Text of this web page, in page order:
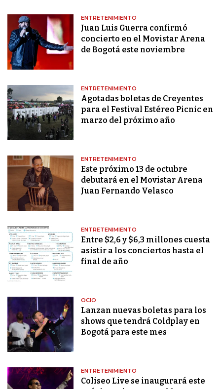
ENTRETENIMIENTO
Juan Luis Guerra confirmó
concierto en el Movistar Arena
de Bogotá este noviembre
ENTRETENIMIENTO
Agotadas boletas de Creyentes
para el Festival Estéreo Picnic en
marzo del próximo año
ENTRETENIMIENTO
Este próximo 13 de octubre
debutará en el Movistar Arena
Juan Fernando Velasco
ENTRETENIMIENTO
Entre $2,6 y $6,3 millones cuesta
asistir a los conciertos hasta el
final de año
OCIO
Lanzan nuevas boletas para los
shows que tendrá Coldplay en
Bogotá para este mes
ENTRETENIMIENTO
Coliseo Live se inaugurará este